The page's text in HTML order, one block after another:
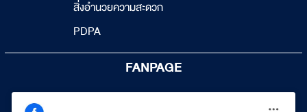
สิ่งอำนวยความสะดวก
PDPA
FANPAGE